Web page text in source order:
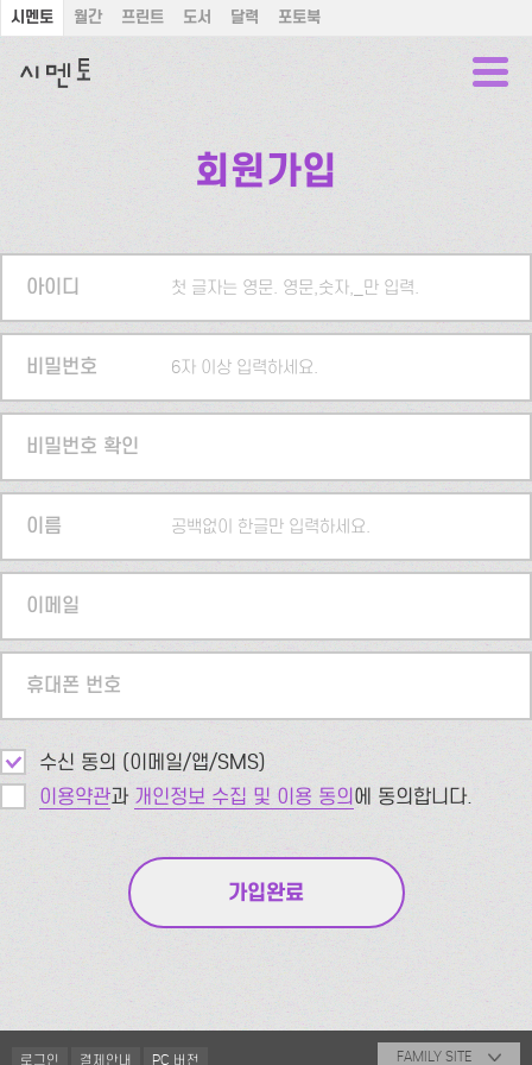
시멘토 월간 프린트 도서 달력 포토북
회원가입
아이디 첫 글자는 영문. 영문,숫자,_만 입력.
비밀번호 6자 이상 입력하세요.
비밀번호 확인
이름 공백없이 한글만 입력하세요.
이메일
휴대폰 번호
수신 동의 (이메일/앱/SMS)
이용약관과 개인정보 수집 및 이용 동의에 동의합니다.
로그인 결제안내 PC 버전 FAMILY SITE